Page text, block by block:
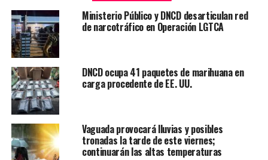
Ministerio Público y DNCD desarticulan red
de narcotráfico en Operación LGTCA
DNCD ocupa 41 paquetes de marihuana en
carga procedente de EE. UU.
Vaguada provocará lluvias y posibles
tronadas la tarde de este viernes;
continuarán las altas temperaturas